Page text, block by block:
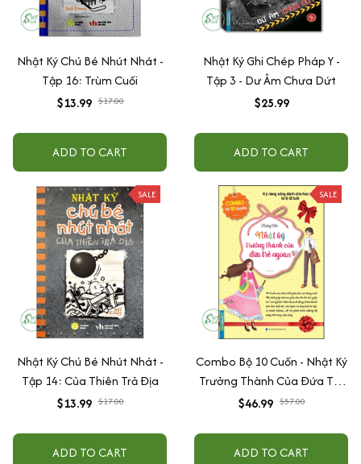
Nhật Ký Chú Bé Nhút Nhát -
Tập 16: Trùm Cuối
$13.99 $17.00
ADD TO CART
Nhật Ký Ghi Chép Pháp Y -
Tập 3 - Dư Âm Chưa Dứt
$25.99
ADD TO CART
SALE
Nhật Ký Chú Bé Nhút Nhát -
Tập 14: Của Thiên Trả Địa
$13.99 $17.00
ADD TO CART
SALE
Combo Bộ 10 Cuốn - Nhật Ký
Trưởng Thành Của Đứa Trẻ
Ngoan (Hộp)
$46.99 $57.00
ADD TO CART